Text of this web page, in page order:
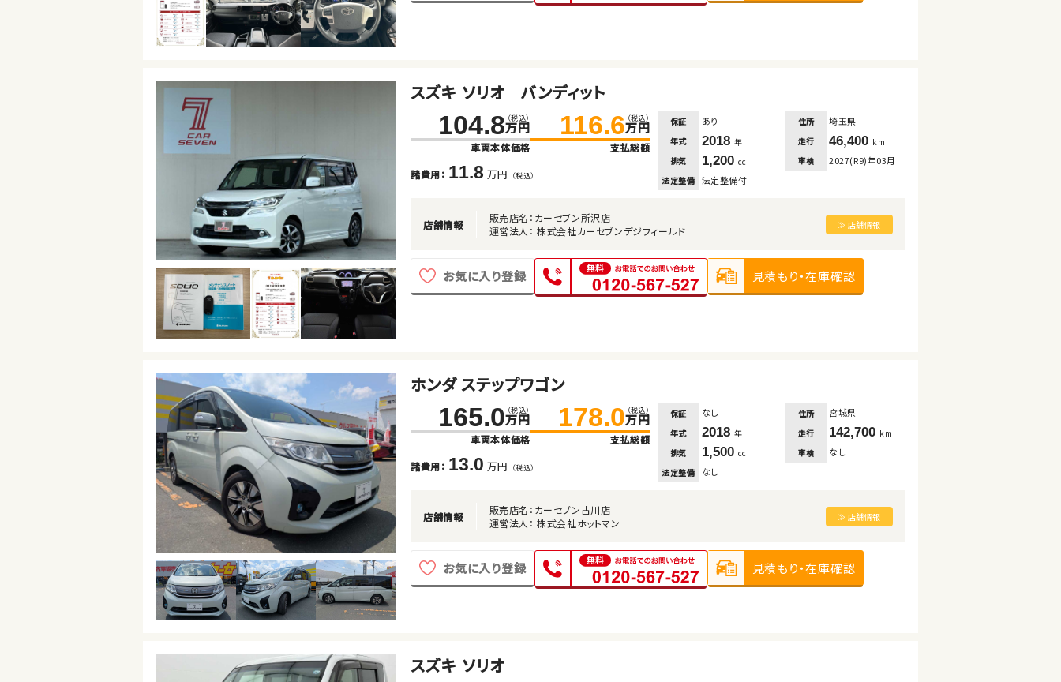
スズキ ソリオ バンディット
104.8 （税込）
万円
車両本体価格
116.6 （税込）
万円
支払総額
諸費用： 11.8 万円 （税込）
保証 あり 住所 埼玉県
年式 2018 年 走行 46,400 km
排気
1,200 cc 車検 2027(R9)年03月
法定整備 法定整備付
店舗情報
販売店名：カーセブン所沢店
運営法人： 株式会社カーセブンデジフィールド
≫ 店舗情報
お気に入り登録 見積もり・在庫確認
ホンダ ステップワゴン
165.0 （税込）
万円
車両本体価格
178.0 （税込）
万円
支払総額
諸費用： 13.0 万円 （税込）
保証 なし 住所 宮城県
年式 2018 年 走行 142,700 km
排気
1,500 cc 車検 なし
法定整備 なし
店舗情報
販売店名：カーセブン古川店
運営法人： 株式会社ホットマン
≫ 店舗情報
お気に入り登録 見積もり・在庫確認
スズキ ソリオ